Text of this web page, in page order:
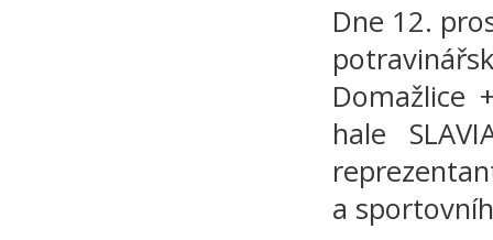
Dne 12.
Domažlice
hale
a